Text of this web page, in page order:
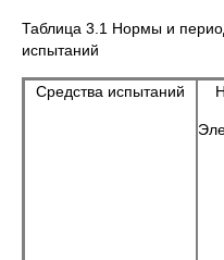
Таблица 3.1 Нормы и
испытаний
Средства испытаний